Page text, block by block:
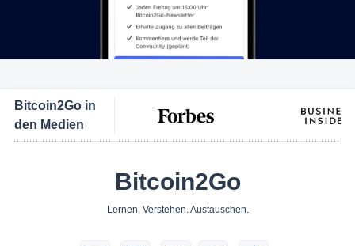
Bitcoin2Go in
den Medien
Bitcoin2Go
Lernen. Verstehen. Austauschen.